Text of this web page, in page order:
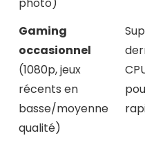
photo)
Gaming
occasionnel
(1080p, jeux
récents en
basse/moyenne
qualité)